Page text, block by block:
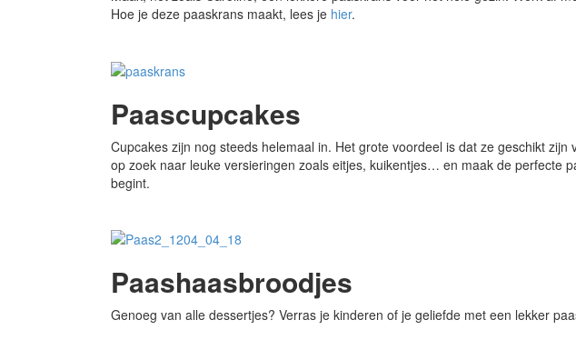
Hoe je deze paaskrans maakt, lees je hier.
Paascupcakes
Cupcakes zijn nog steeds helemaal in. Het grote voordeel is dat ze geschikt
op zoek naar leuke versieringen zoals eitjes, kuikentjes… en maak de perfecte
begint.
Paashaasbroodjes
Genoeg van alle dessertjes? Verras je kinderen of je geliefde met een lekker